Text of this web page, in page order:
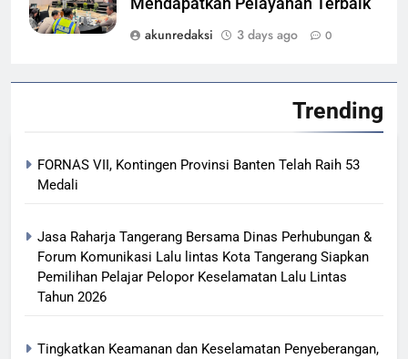
akunredaksi
3 days ago 0
Trending
FORNAS VII, Kontingen Provinsi Banten Telah Raih 53
Medali
Jasa Raharja Tangerang Bersama Dinas Perhubungan &
Forum Komunikasi Lalu lintas Kota Tangerang Siapkan
Pemilihan Pelajar Pelopor Keselamatan Lalu Lintas
Tahun 2026
Tingkatkan Keamanan dan Keselamatan Penyeberangan,